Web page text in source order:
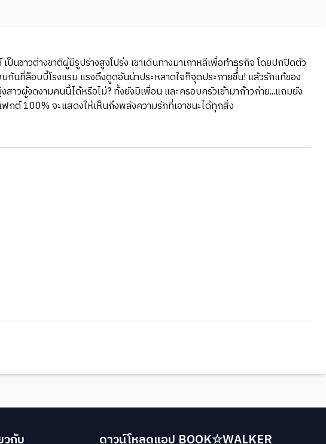
ชาวต่างชาติผู้มีรูปร่างสูงโปร่ง เขาเดินทางมาเกาหลีเพื่อทำธุรกิจ โดยปกปิดตัว
กันที่ล็อบบี้โรงแรม แรงดึงดูดอันน่าประหลาดใจก็จุดประกายขึ้น! แล้วรักแท้ของ
วผู้งดงามคนนี้ได้หรือไม่? ทั้งยังมีเพื่อน และครอบครัวเข้ามาก้าวก่าย...แถมยัง
กต์ 100% จะแสดงให้เห็นถึงพลังความรักที่เอาชนะได้ทุกสิ่ง